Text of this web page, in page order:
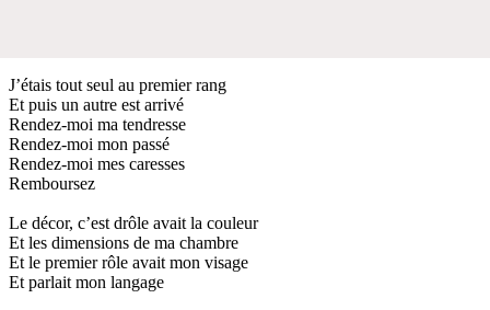
J’étais tout seul au premier rang
Et puis un autre est arrivé
Rendez-moi ma tendresse
Rendez-moi mon passé
Rendez-moi mes caresses
Remboursez
Le décor, c’est drôle avait la couleur
Et les dimensions de ma chambre
Et le premier rôle avait mon visage
Et parlait mon langage